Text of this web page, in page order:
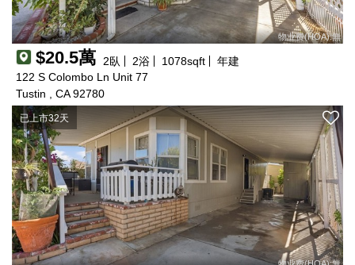
物业费(HOA):無
$20.5萬 2臥 2浴 1078sqft
年建
122 S Colombo Ln Unit 77
Tustin , CA 92780
已上市32天